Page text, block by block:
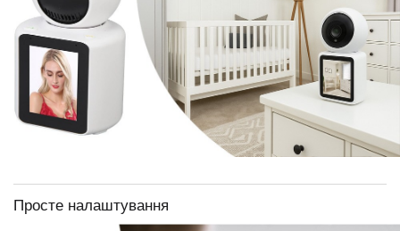
Просте налаштування